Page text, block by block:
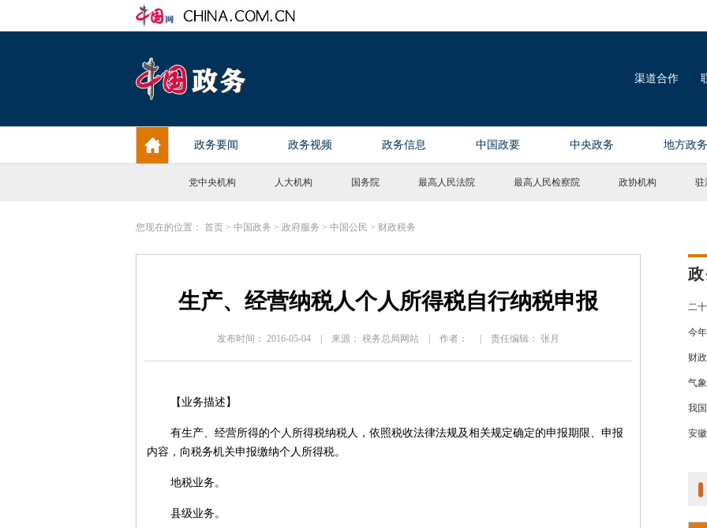
党中央机构 人大机构 国务院 最高人民法院 最高人民检察院 政协机构 驻
您现在的位置： 首页 > 中国政务 > 政府服务 > 中国公民 > 财政税务
生产、经营纳税人个人所得税自行纳税申报
发布时间： 2016-05-04 | 来源： 税务总局网站 | 作者： | 责任编辑： 张月
【业务描述】
有生产、经营所得的个人所得税纳税人，依照税收法律法规及相关规定确定的申报期限、申报
内容，向税务机关申报缴纳个人所得税。
地税业务。
县级业务。
二
今
财
气
我
安